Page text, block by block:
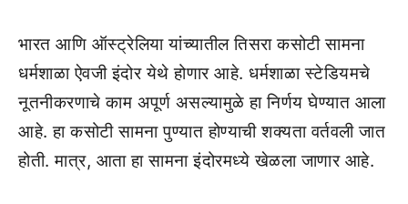
भारत आणि ऑस्ट्रेलिया यांच्यातील तिसरा कसोटी सामना
धर्मशाळा ऐवजी इंदोर येथे होणार आहे. धर्मशाळा स्टेडियमचे
नूतनीकरणाचे काम अपूर्ण असल्यामुळे हा निर्णय घेण्यात आला
आहे. हा कसोटी सामना पुण्यात होण्याची शक्यता वर्तवली जात
होती. मात्र, आता हा सामना इंदोरमध्ये खेळला जाणार आहे.